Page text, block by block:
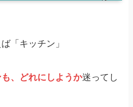
「キッチン」
、どれにしようか迷ってし